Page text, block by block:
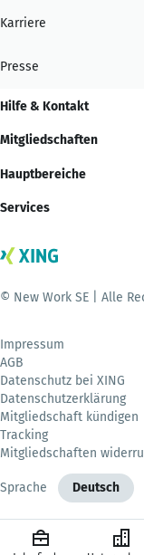
Karriere
Presse
Hilfe & Kontakt
Mitgliedschaften
Hauptbereiche
Services
© New Work SE | Alle
Impressum
AGB
Datenschutz bei XING
Datenschutzerklärung
Mitgliedschaft kündigen
Tracking
Mitgliedschaften
Sprache Deutsch